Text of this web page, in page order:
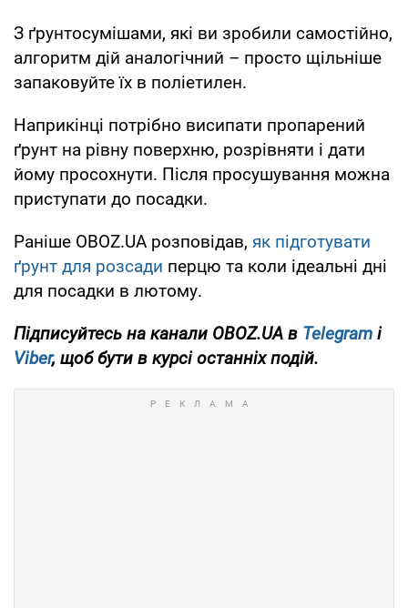
З ґрунтосумішами, які ви зробили самостійно,
алгоритм дій аналогічний – просто щільніше
запаковуйте їх в поліетилен.
Наприкінці потрібно висипати пропарений
ґрунт на рівну поверхню, розрівняти і дати
йому просохнути. Після просушування можна
приступати до посадки.
Раніше OBOZ.UA розповідав, як підготувати
ґрунт для розсади перцю та коли ідеальні дні
для посадки в лютому.
Підписуйтесь на канали OBOZ.UA в Telegram і
Viber, щоб бути в курсі останніх подій.